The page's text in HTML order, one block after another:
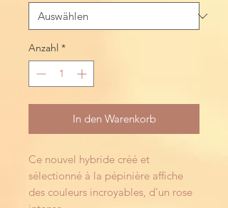
Anzahl *
In den Warenkorb
Ce nouvel hybride créé et
sélectionné à la pépinière affiche
des couleurs incroyables, d'un rose